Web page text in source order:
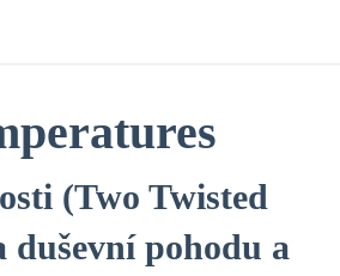
(Two Twisted
pohodu a